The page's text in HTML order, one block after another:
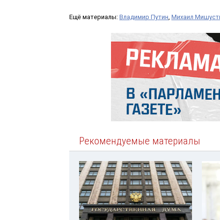
Ещё материалы: Владимир Путин Михаил
Рекомендуемые материалы